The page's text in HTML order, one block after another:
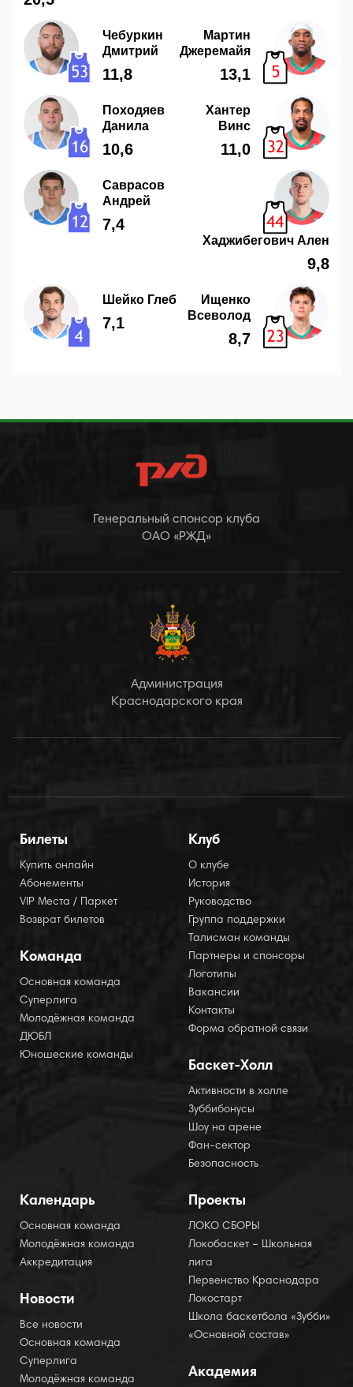
Генеральный спонсор клуба
ОАО «РЖД»
Администрация
Краснодарского края
Билеты
Купить онлайн
Абонементы
VIP Места / Паркет
Возврат билетов
Команда
Основная команда
Суперлига
Молодёжная команда
ДЮБЛ
Юношеские команды
Клуб
О клубе
История
Руководство
Группа поддержки
Талисман команды
Партнеры и спонсоры
Логотипы
Вакансии
Контакты
Форма обратной связи
Баскет-Холл
Активности в холле
Зуббибонусы
Шоу на арене
Фан-сектор
Безопасность
Календарь
Основная команда
Молодёжная команда
Аккредитация
Новости
Все новости
Основная команда
Суперлига
Молодёжная команда
Проекты
ЛОКО СБОРЫ
Локобаскет – Школьная
лига
Первенство Краснодара
Локостарт
Школа баскетбола «Зубби»
«Основной состав»
Академия